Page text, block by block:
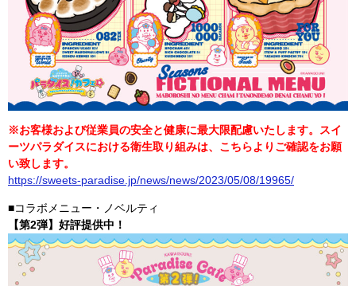
※お客様および従業員の安全と健康に最大限配慮いたします。スイ
ーツパラダイスにおける衛生取り組みは、こちらよりご確認をお願
い致します。
https://sweets-paradise.jp/news/news/2023/05/08/19965/
■コラボメニュー・ノベルティ
【第2弾】好評提供中！